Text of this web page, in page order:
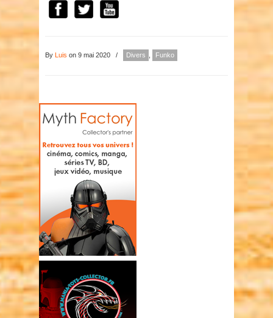
By Luis on 9 mai 2020 / Divers Funko